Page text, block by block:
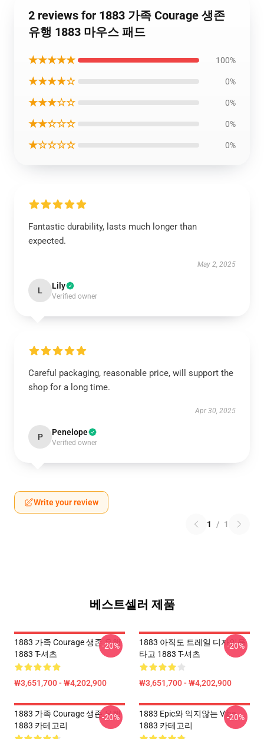
2 reviews for 1883 가족 Courage 생존
유행 1883 마우스 패드
★★★★★ 100%
★★★★☆ 0%
★★★☆☆ 0%
★★☆☆☆ 0%
★☆☆☆☆ 0%
Fantastic durability, lasts much longer than
expected.
May 2, 2025
L Lily
Verified owner
Careful packaging, reasonable price, will support the
shop for a long time.
Apr 30, 2025
P Penelope
Verified owner
Write your review
1 / 1
베스트셀러 제품
1883 가족 Courage 생존 유행
1883 T-셔츠
₩3,651,700 - ₩4,202,900
-20%
1883 아직도 트레일 디자인을
타고 1883 T-셔츠
₩3,651,700 - ₩4,202,900
-20%
1883 가족 Courage 생존 유행
1883 카테고리
-20%
1883 Epic와 익지않는 Vibe
1883 카테고리
-20%